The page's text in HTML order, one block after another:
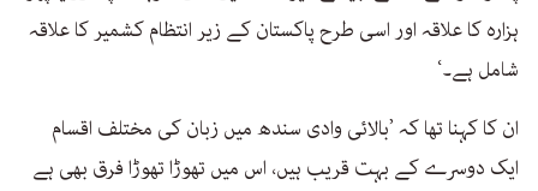
ہزارہ کا علاقہ اور اسی طرح پاکستان کے زیر انتظام کشمیر کا علاقہ
شامل ہے۔‘
ان کا کہنا تھا کہ ’بالائی وادی سندھ میں زبان کی مختلف اقسام
ایک دوسرے کے بہت قریب ہیں، اس میں تھوڑا تھوڑا فرق بھی ہے